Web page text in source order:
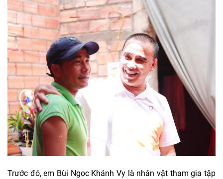
Trước đó, em Bùi Ngọc Khánh Vy là nhân vật tham gia tập